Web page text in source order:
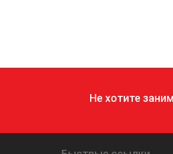
Не хотите